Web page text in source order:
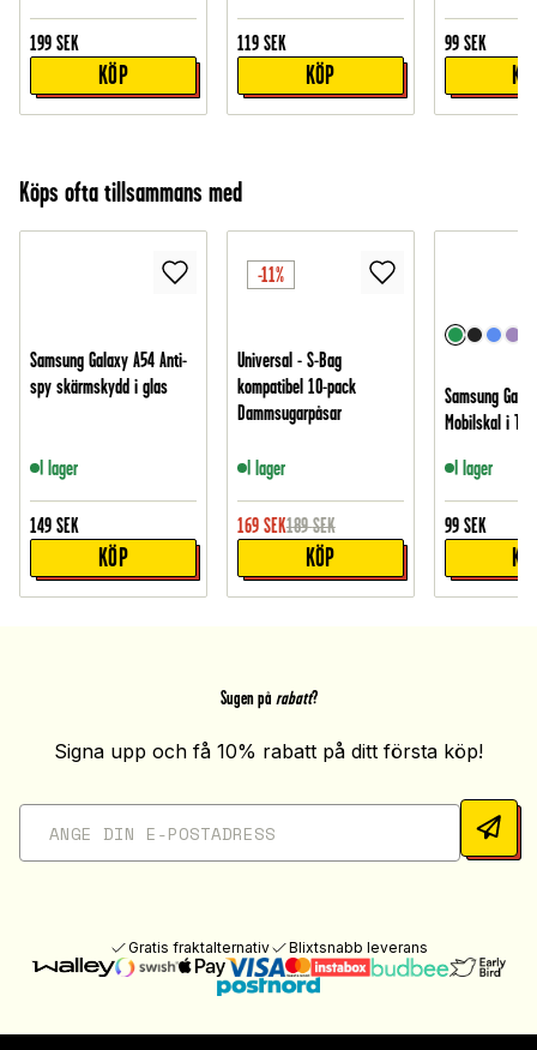
199 SEK
KÖP
119 SEK
KÖP
99 SEK
Köps ofta tillsammans med
Samsung Galaxy A54 Anti-
spy skärmskydd i glas
I lager
149 SEK
KÖP
-11%
Universal - S-Bag
kompatibel 10-pack
Dammsugarpåsar
I lager
169 SEK189 SEK
KÖP
Samsung
Mobilskal i
I lager
99 SEK
Sugen på rabatt?
Signa upp och få 10% rabatt på ditt första köp!
Gratis fraktalternativ Blixtsnabb leverans